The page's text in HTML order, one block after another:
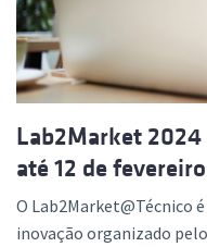
Lab2Market 2024
até 12 de fevereiro
O Lab2Market@Técnico
inovação organizado